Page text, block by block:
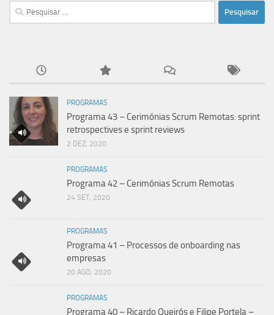
Pesquisar
por:
PROGRAMAS
Programa 43 – Cerimónias Scrum Remotas: sprint
retrospectives e sprint reviews
2 DEZ, 2020
PROGRAMAS
Programa 42 – Cerimónias Scrum Remotas
24 SET, 2020
PROGRAMAS
Programa 41 – Processos de onboarding nas
empresas
20 AGO, 2020
PROGRAMAS
Programa 40 – Ricardo Queirós e Filipe Portela –